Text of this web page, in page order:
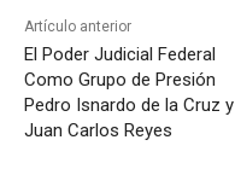
Artículo anterior
El Poder Judicial Federal
Como Grupo de Presión
Pedro Isnardo de la Cruz y
Juan Carlos Reyes